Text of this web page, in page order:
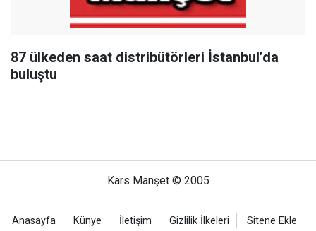
87 ülkeden saat distribütörleri İstanbul’da
buluştu
Kars Manşet © 2005
Anasayfa Künye İletişim Gizlilik İlkeleri Sitene Ekle